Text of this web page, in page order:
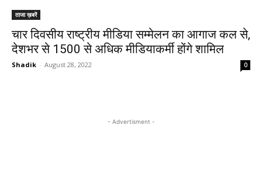
ताजा ख़बरें
चार दिवसीय राष्ट्रीय मीडिया सम्मेलन का आगाज कल से,
देशभर से 1500 से अधिक मीडियाकर्मी होंगे शामिल
Shadik - August 28, 2022 0
- Advertisment -